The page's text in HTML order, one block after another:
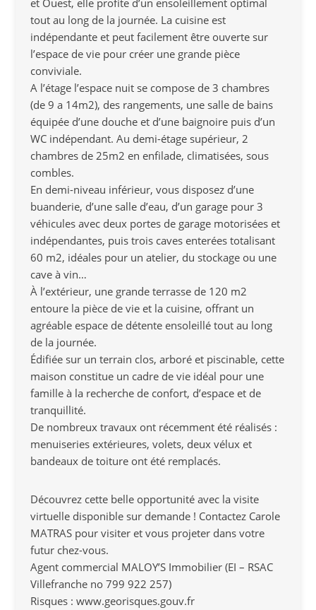
et Ouest, elle profite d’un ensoleillement optimal
tout au long de la journée. La cuisine est
indépendante et peut facilement être ouverte sur
l’espace de vie pour créer une grande pièce
conviviale.
A l’étage l’espace nuit se compose de 3 chambres
(de 9 a 14m2), des rangements, une salle de bains
équipée d’une douche et d’une baignoire puis d’un
WC indépendant. Au demi-étage supérieur, 2
chambres de 25m2 en enfilade, climatisées, sous
combles.
En demi-niveau inférieur, vous disposez d’une
buanderie, d’une salle d’eau, d’un garage pour 3
véhicules avec deux portes de garage motorisées et
indépendantes, puis trois caves enterées totalisant
60 m2, idéales pour un atelier, du stockage ou une
cave à vin…
À l’extérieur, une grande terrasse de 120 m2
entoure la pièce de vie et la cuisine, offrant un
agréable espace de détente ensoleillé tout au long
de la journée.
Édifiée sur un terrain clos, arboré et piscinable, cette
maison constitue un cadre de vie idéal pour une
famille à la recherche de confort, d’espace et de
tranquillité.
De nombreux travaux ont récemment été réalisés :
menuiseries extérieures, volets, deux vélux et
bandeaux de toiture ont été remplacés.
Découvrez cette belle opportunité avec la visite
virtuelle disponible sur demande ! Contactez Carole
MATRAS pour visiter et vous projeter dans votre
futur chez-vous.
Agent commercial MALOY’S Immobilier (EI – RSAC
Villefranche no 799 922 257)
Risques : www.georisques.gouv.fr